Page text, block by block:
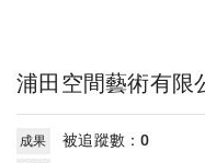
浦田空間藝術有限
成果 被追蹤數：0